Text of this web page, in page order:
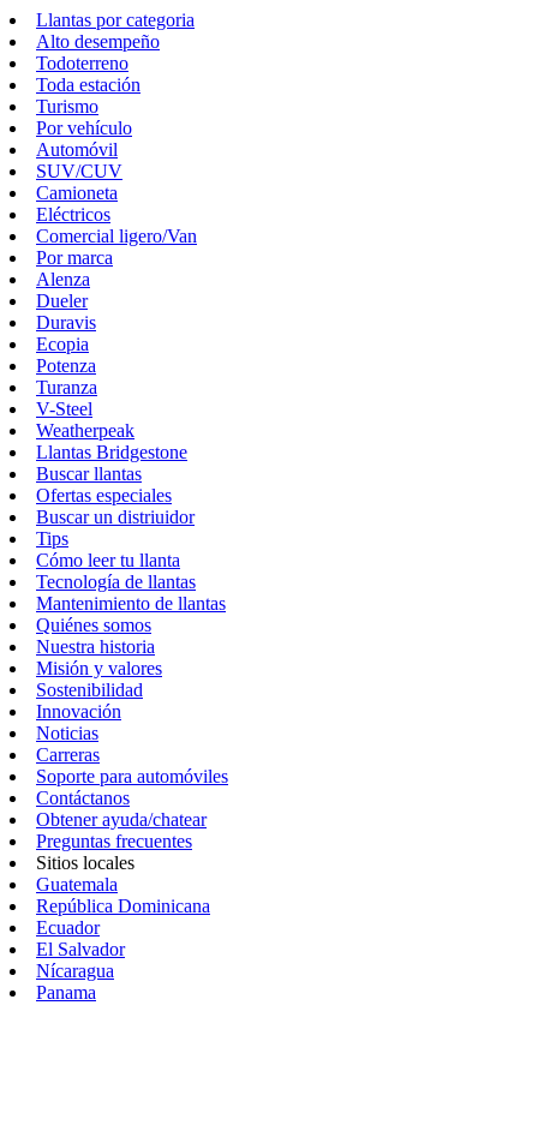
Llantas por categoria
Alto desempeño
Todoterreno
Toda estación
Turismo
Por vehículo
Automóvil
SUV/CUV
Camioneta
Eléctricos
Comercial ligero/Van
Por marca
Alenza
Dueler
Duravis
Ecopia
Potenza
Turanza
V-Steel
Weatherpeak
Llantas Bridgestone
Buscar llantas
Ofertas especiales
Buscar un distriuidor
Tips
Cómo leer tu llanta
Tecnología de llantas
Mantenimiento de llantas
Quiénes somos
Nuestra historia
Misión y valores
Sostenibilidad
Innovación
Noticias
Carreras
Soporte para automóviles
Contáctanos
Obtener ayuda/chatear
Preguntas frecuentes
Sitios locales
Guatemala
República Dominicana
Ecuador
El Salvador
Nícaragua
Panama